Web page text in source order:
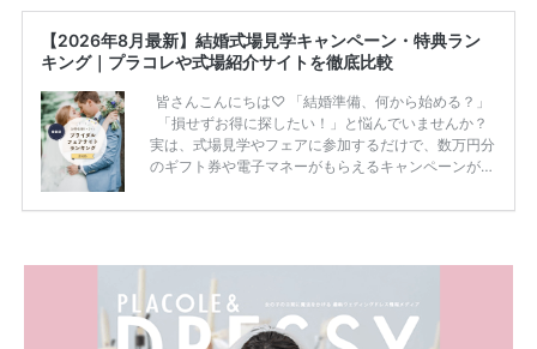
【2026年8月最新】結婚式場見学キャンペーン・特典ラン
キング｜プラコレや式場紹介サイトを徹底比較
皆さんこんにちは♡ 「結婚準備、何から始める？」
「損せずお得に探したい！」と悩んでいませんか？
実は、式場見学やフェアに参加するだけで、数万円分
のギフト券や電子マネーがもらえるキャンペーンがあ
ため、比較せずに選ぶと損をしてしまうことも……。
内容：特典金額・条件・応募方法・注意点 「どこが
一番お得？」「プラコレの特典は？」といった疑問も
解決します。 まずは診断で候補を絞れる「ウェディ